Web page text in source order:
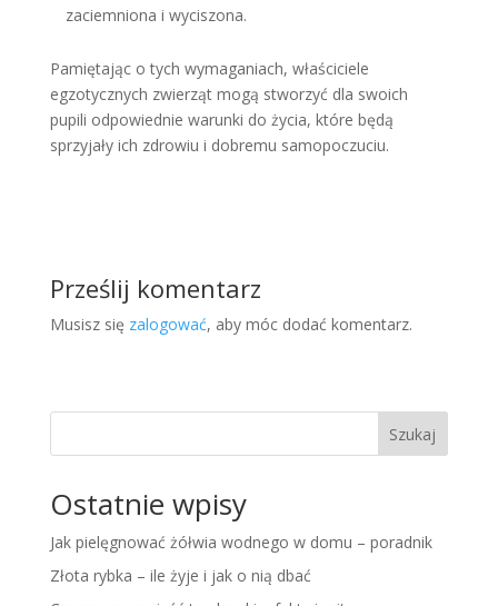
zaciemniona i wyciszona.
Pamiętając o tych wymaganiach, właściciele
egzotycznych zwierząt mogą stworzyć dla swoich
pupili odpowiednie warunki do życia, które będą
sprzyjały ich zdrowiu i dobremu samopoczuciu.
Prześlij komentarz
Musisz się zalogować, aby móc dodać komentarz.
Szukaj
Ostatnie wpisy
Jak pielęgnować żółwia wodnego w domu – poradnik
Złota rybka – ile żyje i jak o nią dbać